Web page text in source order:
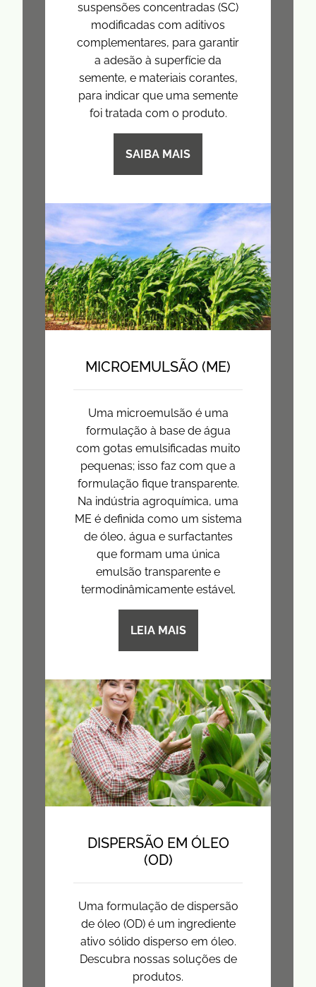
suspensões concentradas (SC)
modificadas com aditivos
complementares, para garantir
a adesão à superfície da
semente, e materiais corantes,
para indicar que uma semente
foi tratada com o produto.
SAIBA MAIS
MICROEMULSÃO (ME)
Uma microemulsão é uma
formulação à base de água
com gotas emulsificadas muito
pequenas; isso faz com que a
formulação fique transparente.
Na indústria agroquímica, uma
ME é definida como um sistema
de óleo, água e surfactantes
que formam uma única
emulsão transparente e
termodinâmicamente estável.
LEIA MAIS
DISPERSÃO EM ÓLEO
(OD)
Uma formulação de dispersão
de óleo (OD) é um ingrediente
ativo sólido disperso em óleo.
Descubra nossas soluções de
produtos.